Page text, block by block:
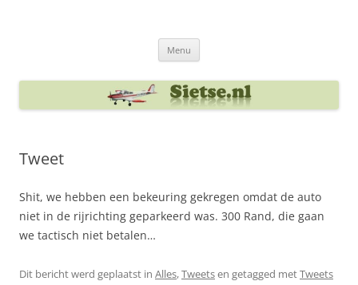
Menu
Tweet
Shit, we hebben een bekeuring gekregen omdat de auto
niet in de rijrichting geparkeerd was. 300 Rand, die gaan
we tactisch niet betalen…
Dit bericht werd geplaatst in Alles,Tweetsen getagged metTweets